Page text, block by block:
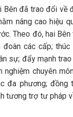
Bên đã trao đổi về
nâng cao hiệu
Theo đó, hai
các cấp;
sự; đẩy mạnh
nghiệm chuyên
đa phương; đồng
tương trợ tư pháp